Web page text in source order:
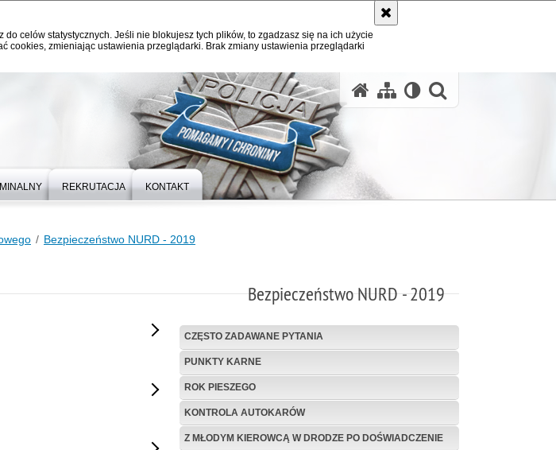
celów statystycznych. Jeśli nie blokujesz tych plików, to zgadzasz się na ich użycie
cookies, zmieniając ustawienia przeglądarki. Brak zmiany ustawienia przeglądarki
REKRUTACJA KONTAKT
Bezpieczeństwo NURD - 2019
Bezpieczeństwo NURD - 2019
CZĘSTO ZADAWANE PYTANIA
PUNKTY KARNE
ROK PIESZEGO
KONTROLA AUTOKARÓW
Z MŁODYM KIEROWCĄ W DRODZE PO DOŚWIADCZENIE